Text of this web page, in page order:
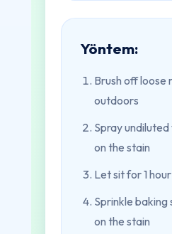
Yöntem:
Brush off loose
outdoors
Spray
on the stain
Let sit for 1 hour
Sprinkle
on the stain